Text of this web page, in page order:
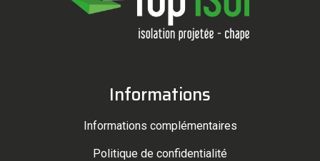
Informations
Informations complémentaires
Politique de confidentialité